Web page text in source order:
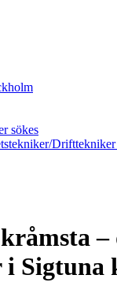
sökes
Drifttekniker
Sigtuna